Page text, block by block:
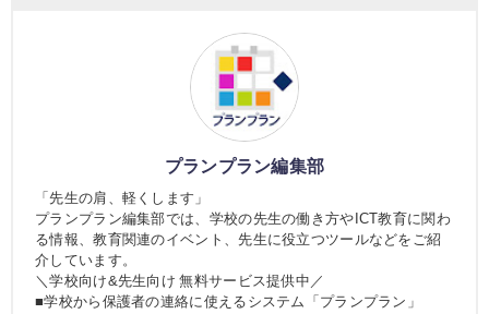
プランプラン編集部
「先生の肩、軽くします」
プランプラン編集部では、学校の先生の働き方やICT教育に関わ
る情報、教育関連のイベント、先生に役立つツールなどをご紹
介しています。
＼学校向け&先生向け 無料サービス提供中／
■学校から保護者の連絡に使えるシステム「プランプラン」